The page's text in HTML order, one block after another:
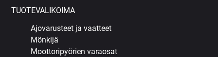
TUOTEVALIKOIMA
Ajovarusteet ja vaatteet
Mönkijä
Moottoripyörien varaosat